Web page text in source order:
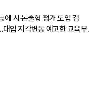
에 서·논술형 평가 도입 검
입 지각변동 예고한 교육부·